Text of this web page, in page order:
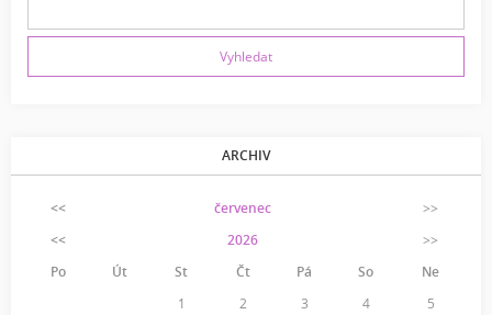
ARCHIV
<< červenec
>>
<<
2026
>>
Po
Út St Čt Pá So
Ne
1
2 3 4
5